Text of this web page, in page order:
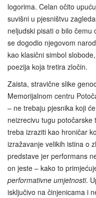
logorima. Celan očito
suvišni u pjesništvu
neljudski pisati o bilo
se dogodio njegovom
kao klasični simbol
poezija koja tretira zločin.
Zaista, stravične slike
Memorijalnom centru
– ne trebaju pjesnika koji
neizrecivu tugu
treba izraziti kao hroničar
izražavanje velikih istina o
predstave jer performans
on jeste – kako to
performativne umjetnosti.
isključivo na činjenicama i